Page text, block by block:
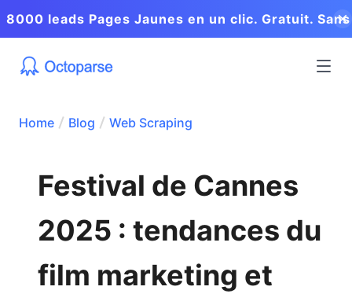
8000 leads Pages Jaunes en un clic. Gratuit. Sans
Home Blog Web Scraping
Festival de Cannes
2025 : tendances du
film marketing et